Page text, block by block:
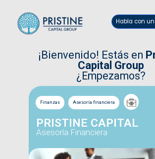
Habla con
¡Bienvenido! Estás en
Capital Group
¿Empezamos?
Finanzas Asesoría financiera
PRISTINE CAPITAL
Asesoría Financiera